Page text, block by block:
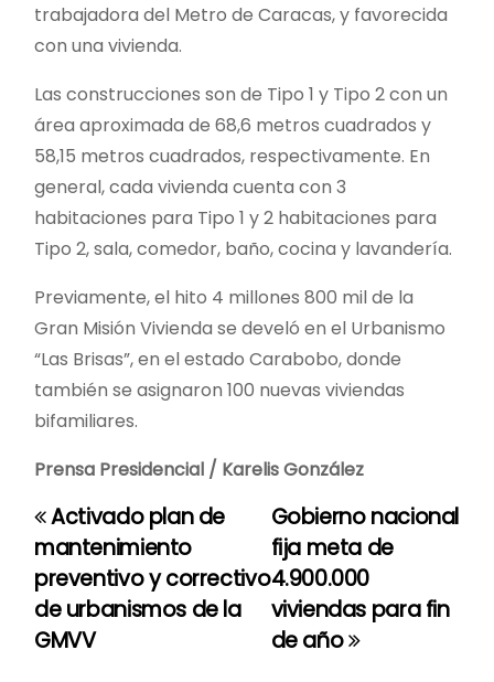
trabajadora del Metro de Caracas, y favorecida
con una vivienda.
Las construcciones son de Tipo 1 y Tipo 2 con un
área aproximada de 68,6 metros cuadrados y
58,15 metros cuadrados, respectivamente. En
general, cada vivienda cuenta con 3
habitaciones para Tipo 1 y 2 habitaciones para
Tipo 2, sala, comedor, baño, cocina y lavandería.
Previamente, el hito 4 millones 800 mil de la
Gran Misión Vivienda se develó en el Urbanismo
“Las Brisas”, en el estado Carabobo, donde
también se asignaron 100 nuevas viviendas
bifamiliares.
Prensa Presidencial / Karelis González
N
a
v
Gobierno nacional
fija meta de
4.900.000
viviendas para fin
de año
Activado plan de
mantenimiento
preventivo y correctivo
de urbanismos de la
GMVV